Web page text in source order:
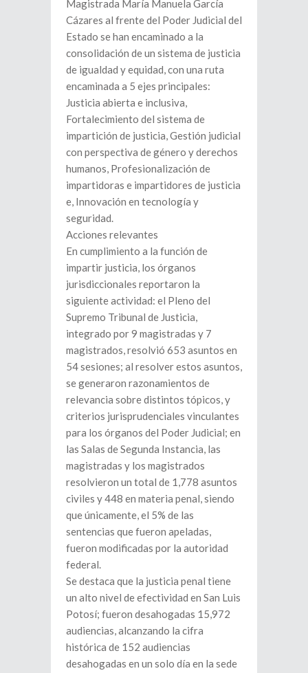
Magistrada María Manuela García
Cázares al frente del Poder Judicial del
Estado se han encaminado a la
consolidación de un sistema de justicia
de igualdad y equidad, con una ruta
encaminada a 5 ejes principales:
Justicia abierta e inclusiva,
Fortalecimiento del sistema de
impartición de justicia, Gestión judicial
con perspectiva de género y derechos
humanos, Profesionalización de
impartidoras e impartidores de justicia
e, Innovación en tecnología y
seguridad.
Acciones relevantes
En cumplimiento a la función de
impartir justicia, los órganos
jurisdiccionales reportaron la
siguiente actividad: el Pleno del
Supremo Tribunal de Justicia,
integrado por 9 magistradas y 7
magistrados, resolvió 653 asuntos en
54 sesiones; al resolver estos asuntos,
se generaron razonamientos de
relevancia sobre distintos tópicos, y
criterios jurisprudenciales vinculantes
para los órganos del Poder Judicial; en
las Salas de Segunda Instancia, las
magistradas y los magistrados
resolvieron un total de 1,778 asuntos
civiles y 448 en materia penal, siendo
que únicamente, el 5% de las
sentencias que fueron apeladas,
fueron modificadas por la autoridad
federal.
Se destaca que la justicia penal tiene
un alto nivel de efectividad en San Luis
Potosí; fueron desahogadas 15,972
audiencias, alcanzando la cifra
histórica de 152 audiencias
desahogadas en un solo día en la sede